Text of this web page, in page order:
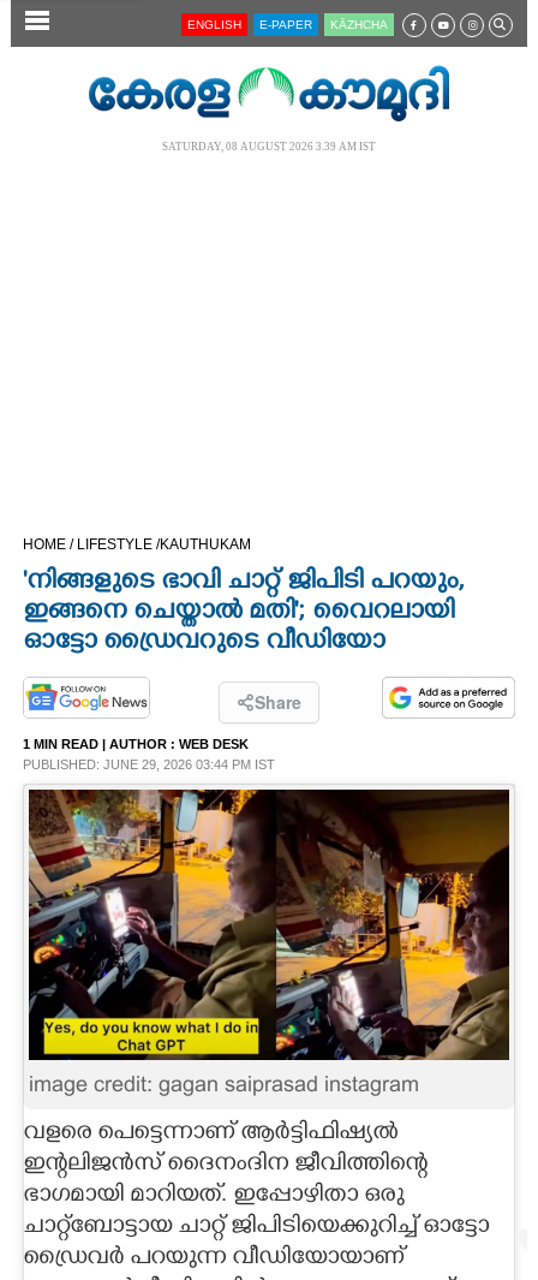
SECTIONS
OPINION
PHOTOS
LIFESTYLE
SPIRITUAL
INFO+
ART
LITERATURE
ZOOM
ENGLISH E-PAPER KĀZHCHA
SATURDAY, 08 AUGUST 2026 3.39 AM IST
HOME / LIFESTYLE /KAUTHUKAM
'നിങ്ങളുടെ ഭാവി ചാറ്റ് ജിപിടി പറയും,
ഇങ്ങനെ ചെയ്താൽ മതി'; വെെറലായി
ഓട്ടോ ഡ്രൈവറുടെ വീഡിയോ
Share
1 MIN READ | AUTHOR : WEB DESK
PUBLISHED: JUNE 29, 2026 03:44 PM IST
image credit: gagan saiprasad instagram
വളരെ പെട്ടെന്നാണ് ആർട്ടിഫിഷ്യൽ
ഇന്റലിജൻസ് ദെെനംദിന ജീവിത്തിന്റെ
ഭാഗമായി മാറിയത്. ഇപ്പോഴിതാ ഒരു
ചാറ്റ്‌ബോട്ടായ ചാറ്റ് ജിപിടിയെക്കുറിച്ച് ഓട്ടോ
ഡ്രൈവർ പറയുന്ന വീഡിയോയാണ്